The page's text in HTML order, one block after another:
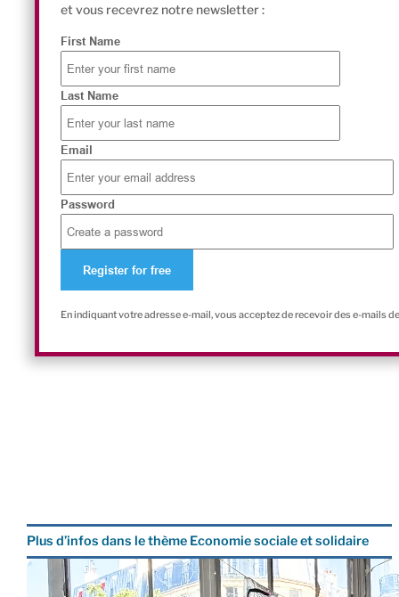
et vous recevrez notre newsletter :
First Name
Last Name
Email
Password
En indiquant votre adresse e-mail, vous acceptez de recevoir des e-mails
Plus d’infos dans le thème Economie sociale et solidaire